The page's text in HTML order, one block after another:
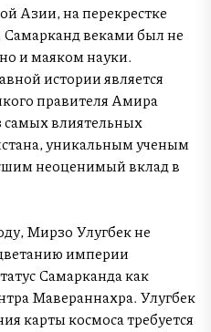
Азии, на перекрестке
веками был не
и маяком науки.
истории является
правителя Амира
влиятельных
уникальным ученым
неоценимый вклад в
Мирзо Улугбек не
империи
Самарканда как
Мавераннахра. Улугбек
карты космоса требуется